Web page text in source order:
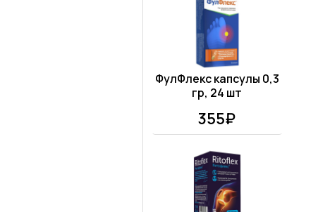
ФулФлекс капсулы 0,3
гр, 24 шт
355₽